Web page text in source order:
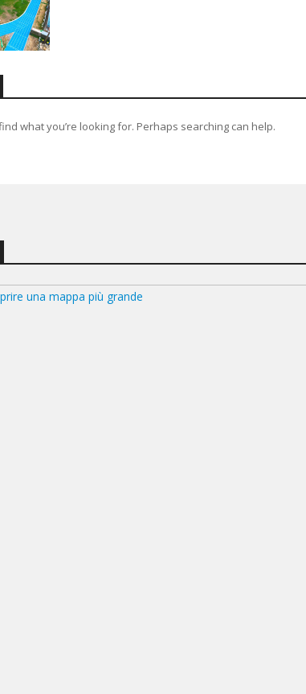
what you’re looking for. Perhaps searching can help.